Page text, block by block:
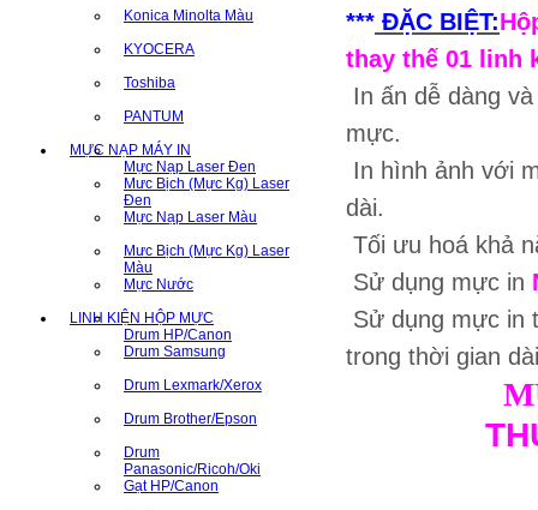
Konica Minolta Màu
KYOCERA
Toshiba
PANTUM
MỰC NẠP MÁY IN
Mực Nạp Laser Đen
Mưc Bịch (Mực Kg) Laser
Đen
Mực Nạp Laser Màu
Mưc Bịch (Mực Kg) Laser
Màu
Mực Nước
LINH KIỆN HỘP MỰC
Drum HP/Canon
Drum Samsung
Drum Lexmark/Xerox
Drum Brother/Epson
Drum
Panasonic/Ricoh/Oki
Gạt HP/Canon
*** ĐẶC BIỆT:
thay thế 01 linh
In ấn dễ dàng
mực.
In hình ảnh với
dài.
Tối ưu hoá khả
Sử dụng mực in
Sử dụng mực
trong thời gian